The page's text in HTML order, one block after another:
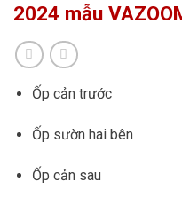
2024 mẫu
Ốp cản trước
Ốp sườn hai bên
Ốp cản sau